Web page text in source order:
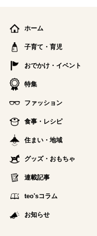
ホーム
子育て・育児
おでかけ・イベント
特集
ファッション
食事・レシピ
住まい・地域
グッズ・おもちゃ
連載記事
teo'sコラム
お知らせ